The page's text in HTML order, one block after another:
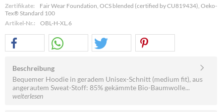
Zertifikate:
Fair Wear Foundation, OCS blended (certified by CU819434), Oeko-
Tex® Standard 100
Artikel-Nr.:
OBL-H-XL.6
Beschreibung
Bequemer Hoodie in geradem Unisex-Schnitt (medium fit), aus
angerautem Sweat-Stoff: 85% gekämmte Bio-Baumwolle...
weiterlesen